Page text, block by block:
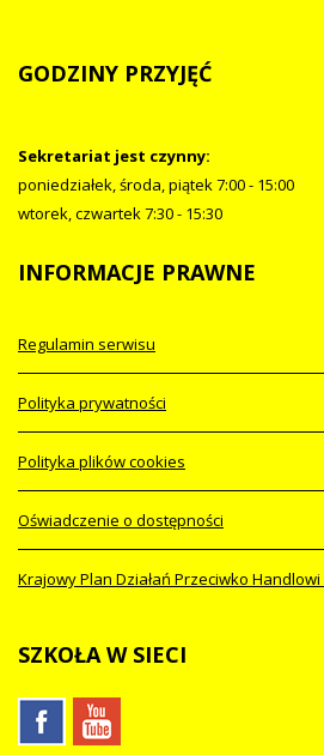
GODZINY PRZYJĘĆ
Sekretariat jest czynny:
poniedziałek, środa, piątek 7:00 - 15:00
wtorek, czwartek 7:30 - 15:30
INFORMACJE PRAWNE
Regulamin serwisu
Polityka prywatności
Polityka plików cookies
Oświadczenie o dostępności
Krajowy Plan Działań Przeciwko
SZKOŁA W SIECI